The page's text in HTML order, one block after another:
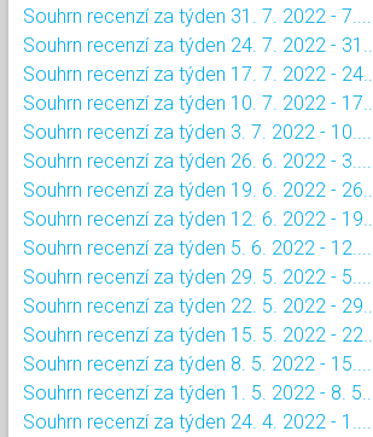
Souhrn recenzí za týden 31. 7. 2022 - 7....
Souhrn recenzí za týden 24. 7. 2022 - 31....
Souhrn recenzí za týden 17. 7. 2022 - 24....
Souhrn recenzí za týden 10. 7. 2022 - 17....
Souhrn recenzí za týden 3. 7. 2022 - 10....
Souhrn recenzí za týden 26. 6. 2022 - 3....
Souhrn recenzí za týden 19. 6. 2022 - 26....
Souhrn recenzí za týden 12. 6. 2022 - 19....
Souhrn recenzí za týden 5. 6. 2022 - 12....
Souhrn recenzí za týden 29. 5. 2022 - 5....
Souhrn recenzí za týden 22. 5. 2022 - 29....
Souhrn recenzí za týden 15. 5. 2022 - 22....
Souhrn recenzí za týden 8. 5. 2022 - 15....
Souhrn recenzí za týden 1. 5. 2022 - 8. 5....
Souhrn recenzí za týden 24. 4. 2022 - 1....